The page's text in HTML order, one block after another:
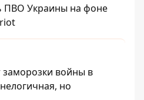
ПВО Украины на фоне
заморозки войны в
но